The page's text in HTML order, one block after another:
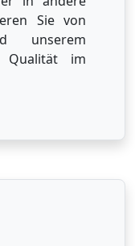
Sie von
unserem
Qualität im